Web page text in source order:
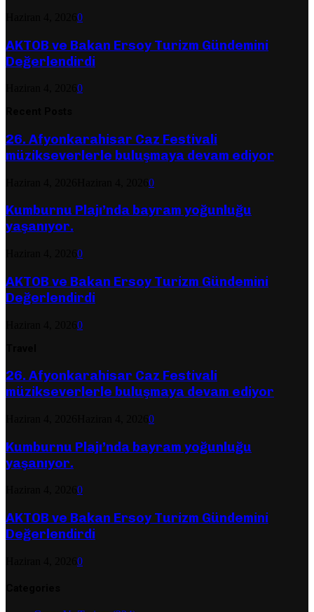
0
AKTOB ve Bakan Ersoy Turizm Gündemini
Değerlendirdi
0
26. Afyonkarahisar Caz Festivali
müzikseverlerle buluşmaya devam ediyor
0
Kumburnu Plajı’nda bayram yoğunluğu
yaşanıyor.
0
AKTOB ve Bakan Ersoy Turizm Gündemini
Değerlendirdi
0
26. Afyonkarahisar Caz Festivali
müzikseverlerle buluşmaya devam ediyor
0
Kumburnu Plajı’nda bayram yoğunluğu
yaşanıyor.
0
AKTOB ve Bakan Ersoy Turizm Gündemini
Değerlendirdi
0